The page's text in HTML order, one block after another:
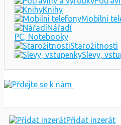
Knihy
Mobilni
Nářadí
PC, Notebooky
Starožitnosti
Slevy,
Přidat inzerát